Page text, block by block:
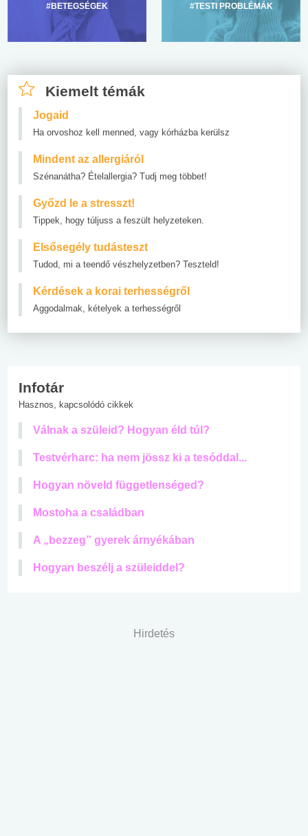
#BETEGSÉGEK #TESTI PROBLÉMÁK
Kiemelt témák
Jogaid
Ha orvoshoz kell menned, vagy kórházba kerülsz
Mindent az allergiáról
Szénanátha? Ételallergia? Tudj meg többet!
Győzd le a stresszt!
Tippek, hogy túljuss a feszült helyzeteken.
Elsősegély tudásteszt
Tudod, mi a teendő vészhelyzetben? Teszteld!
Kérdések a korai terhességről
Aggodalmak, kételyek a terhességről
Infotár
Hasznos, kapcsolódó cikkek
Válnak a szüleid? Hogyan éld túl?
Testvérharc: ha nem jössz ki a tesóddal...
Hogyan növeld függetlenséged?
Mostoha a családban
A „bezzeg” gyerek árnyékában
Hogyan beszélj a szüleiddel?
Hirdetés